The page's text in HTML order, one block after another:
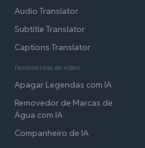
Audio Translator
Subtitle Translator
Captions Translator
Ferramentas de vídeo
Apagar Legendas com IA
Removedor de Marcas de
Água com IA
Companheiro de IA